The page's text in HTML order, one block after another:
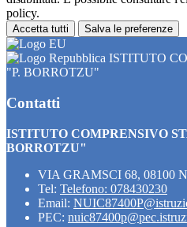
policy.
Accetta tutti Salva le preferenze
ISTITUTO
"P. BORROTZU"
Contatti
ISTITUTO COMPRENSIVO
BORROTZU"
VIA GRAMSCI 68, 08100
Tel: Telefono: 078430230
Email:
PEC: